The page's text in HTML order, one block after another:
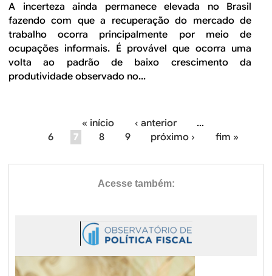
A incerteza ainda permanece elevada no Brasil
fazendo com que a recuperação do mercado de
trabalho ocorra principalmente por meio de
ocupações informais. É provável que ocorra uma
volta ao padrão de baixo crescimento da
produtividade observado no...
á
s
« início ‹ anterior
…
6
7 8 9 próximo › fim »